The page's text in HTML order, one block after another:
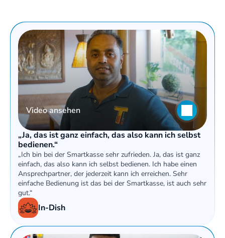
Video ansehen
„Ja, das ist ganz einfach, das also kann ich selbst
bedienen.“
„Ich bin bei der Smartkasse sehr zufrieden. Ja, das ist ganz
einfach, das also kann ich selbst bedienen. Ich habe einen
Ansprechpartner, der jederzeit kann ich erreichen. Sehr
einfache Bedienung ist das bei der Smartkasse, ist auch sehr
gut.“
In-Dish